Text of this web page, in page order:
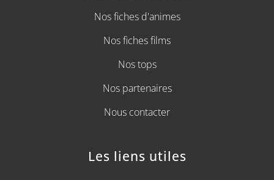
Nos fiches d'animes
Nos fiches films
Nos tops
Nos partenaires
Nous contacter
Les liens utiles